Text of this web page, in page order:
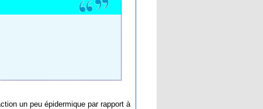
un peu épidermique par rapport à